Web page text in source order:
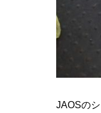
JAOSの